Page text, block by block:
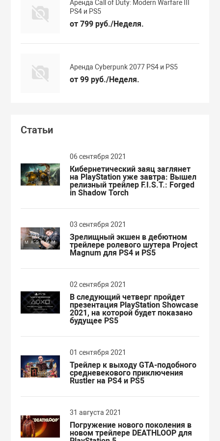
Аренда Call of Duty: Modern Warfare III
PS4 и PS5
от 799 руб./Неделя.
Аренда Cyberpunk 2077 PS4 и PS5
от 99 руб./Неделя.
Статьи
06 сентября 2021
Кибернетический заяц заглянет
на PlayStation уже завтра: Вышел
релизный трейлер F.I.S.T.: Forged
in Shadow Torch
03 сентября 2021
Зрелищный экшен в дебютном
трейлере ролевого шутера Project
Magnum для PS4 и PS5
02 сентября 2021
В следующий четверг пройдет
презентация PlayStation Showcase
2021, на которой будет показано
будущее PS5
01 сентября 2021
Трейлер к выходу GTA-подобного
средневекового приключения
Rustler на PS4 и PS5
31 августа 2021
Погружение нового поколения в
новом трейлере DEATHLOOP для